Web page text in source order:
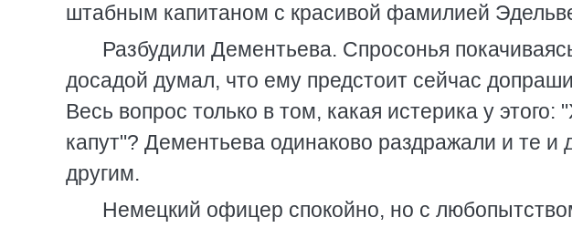
штабным капитаном с красивой фамилией
Разбудили Дементьева. Спросонья
досадой думал, что ему предстоит сейчас
Весь вопрос только в том, какая истерика у этого:
капут"? Дементьева одинаково раздражали и те и
другим.
Немецкий офицер спокойно, но с